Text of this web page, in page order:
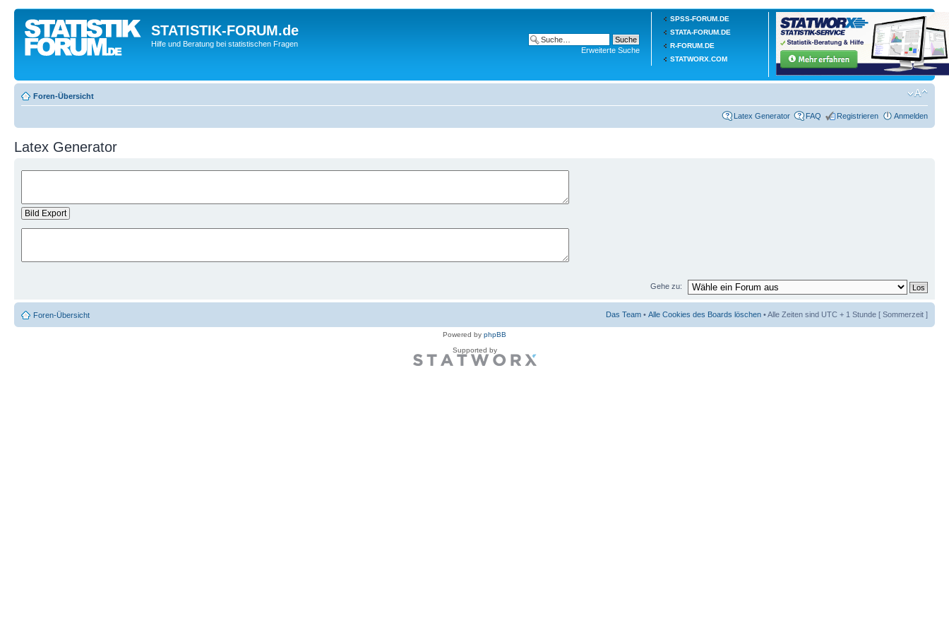
SPSS-FORUM.DE
STATA-FORUM.DE
R-FORUM.DE
STATWORX.COM
STATISTIK-FORUM.de
Hilfe und Beratung bei statistischen Fragen
Erweiterte Suche
Foren-Übersicht
Latex Generator FAQ Registrieren Anmelden
Latex Generator
Gehe zu:
Foren-Übersicht Das Team • Alle Cookies des Boards löschen • Alle Zeiten sind UTC + 1 Stunde [ Sommerzeit ]
Powered by phpBB
Supported by